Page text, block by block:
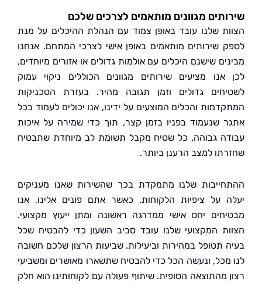
מגוונים מותאמים לצרכים שלכם
שלנו עובד באופן צמוד עם הנהלת ההיכלים על מנת
שירותים מותאמים באופן אישי לצרכי המתחם. אנחנו
שישנם היכלים עם אולמות גדולים או אזורים מיוחדים,
מציעים שירותים מגוונים הכוללים ניקוי עמוק
גדולים וזמן תגובה מהיר. בעזרת הטכניקות
והכלים המוצעים על ידינו, אנו יכולים לעמוד בכל
שנעמוד בפניו בזמן קצר, תוך כדי שמירה על איכות
גבוהה. כל שטיח מקבל תשומת לב מיוחדת שתבטיח
למצב הרענן ביותר.
שלנו מתמקדת בכך שהשירות שאנו מעניקים
על ציפיות הלקוחות. כאשר אתם פונים אלינו, אנו
יחס אישי ממדרגה ראשונה ומתן ייעוץ מקצועי.
המקצועי שלנו עובד סביב השעון כדי להבטיח שכל
תטופל במהירות וביעילות. שביעות הרצון שלכם חשובה
ונעשה הכל כדי להבטיח שתשארו מאושרים ומשביעי
מהתוצאה הסופית. שיתוף פעולה עם לקוחותינו הוא חלק